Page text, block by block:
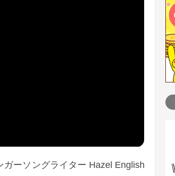
ーソングライター Hazel English